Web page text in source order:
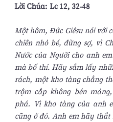
Lời Chúa: Lc 12, 32-48
Một hôm, Ðức Giêsu nói với
chiên nhỏ bé, đừng sợ, vì
Nước của Người cho anh
mà bố thí. Hãy sắm lấy
rách, một kho tàng chẳng
trộm cắp không bén
phá. Vì kho tàng của anh
cũng ở đó. Anh em hãy